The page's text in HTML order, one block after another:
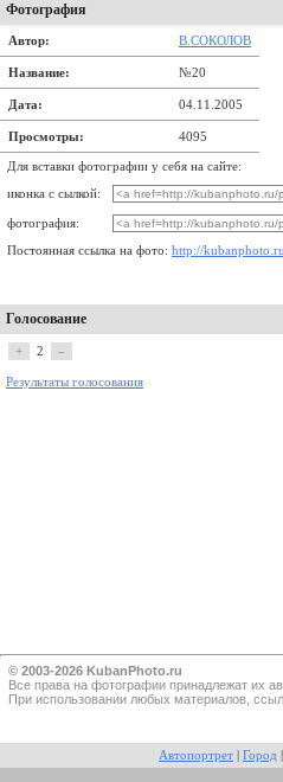
Фотография
Автор: В.СОКОЛОВ
Название: №20
Дата: 04.11.2005
Просмотры: 4095
Для вставки фотографии у себя на сайте:
иконка с сылкой:
фотография:
Постоянная ссылка на фото: http://
Голосование
+ 2 –
Результаты голосования
© 2003-2026 KubanPhoto.ru
Все прaва на фотографии принадлежат их
При использовании любых материалов,
Автопортрет Город